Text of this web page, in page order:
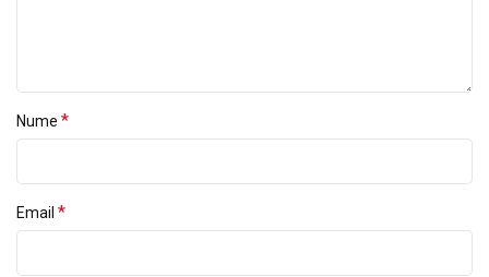
Nume *
Email *